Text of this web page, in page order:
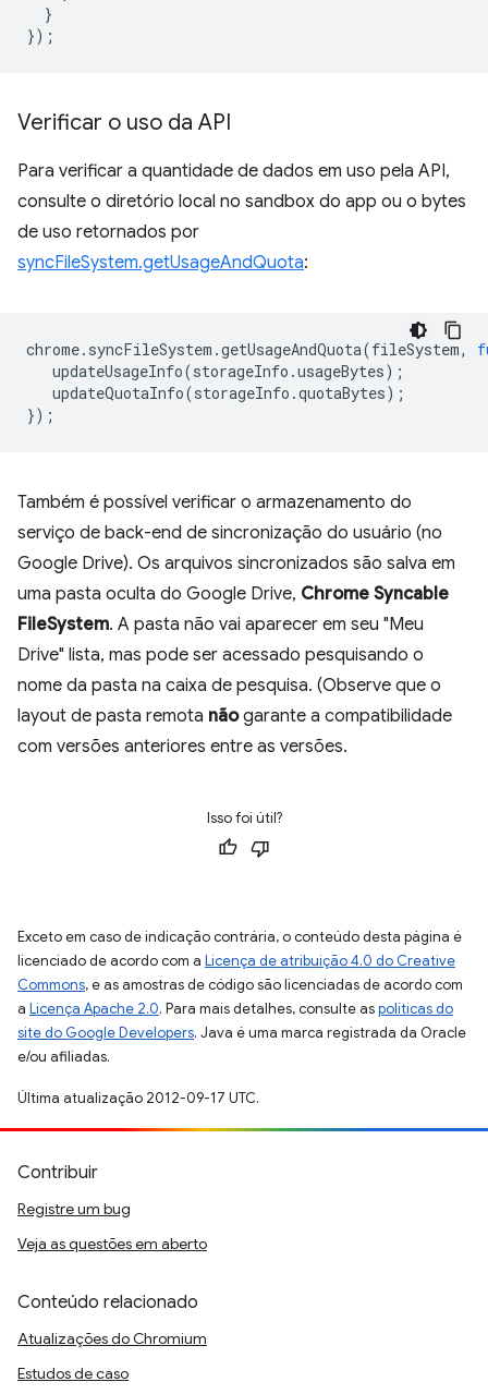
}
});
Verificar o uso da API
Para verificar a quantidade de dados em uso pela API,
consulte o diretório local no sandbox do app ou o bytes
de uso retornados por
syncFileSystem.getUsageAndQuota:
chrome. syncFileSystem .getUsageAndQuota(fileSystem,
updateUsageInfo(storageInfo .usageBytes);
updateQuotaInfo(storageInfo .quotaBytes);
});
Também é possível verificar o armazenamento do
serviço de back-end de sincronização do usuário (no
Google Drive). Os arquivos sincronizados são salva em
uma pasta oculta do Google Drive, Chrome Syncable
FileSystem. A pasta não vai aparecer em seu "Meu
Drive" lista, mas pode ser acessado pesquisando o
nome da pasta na caixa de pesquisa. (Observe que o
layout de pasta remota nãogarante a compatibilidade
com versões anteriores entre as versões.
Isso foi útil?
Exceto em caso de indicação contrária, o conteúdo desta página é
licenciado de acordo com a Licença de atribuição 4.0 do Creative
Commons, e as amostras de código são licenciadas de acordo com
a Licença Apache 2.0. Para mais detalhes, consulte aspolíticas do
site do Google Developers. Java é uma marca registrada da Oracle
e/ou afiliadas.
Última atualização 2012-09-17 UTC.
Contribuir
Registre um bug
Veja as questões em aberto
Conteúdo relacionado
Atualizações do Chromium
Estudos de caso